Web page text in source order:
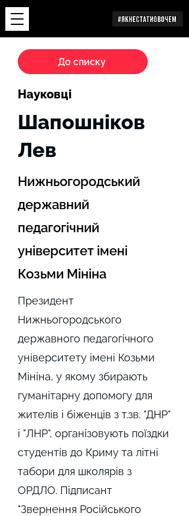
До списку
Науковці
Нижньогородський
державний
педагогічний
університет імені
Козьми Мініна
Шапошніков
Лев
Президент
Нижньогородського
державного педагогічного
університету імені Козьми
Мініна, у якому збирають
гуманітарну допомогу для
жителів і біженців з т.зв. "ДНР"
і "ЛНР", організовують поїздки
студентів до Криму та літні
табори для школярів з
ОРДЛО. Підписант
"Звернення Російського